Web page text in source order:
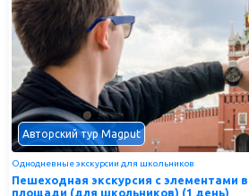
Авторский тур Magput
Однодневные экскурсии для школьников
Пешеходная экскурсия с элементами
площади (для школьников) (1 день)